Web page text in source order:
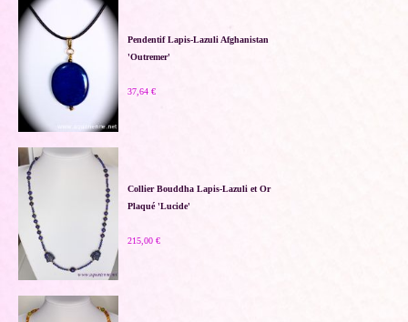
Pendentif Lapis-Lazuli Afghanistan
'Outremer'
37,64 €
Collier Bouddha Lapis-Lazuli et Or
Plaqué 'Lucide'
215,00 €